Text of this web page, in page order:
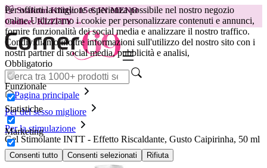
Per offrirti la migliore esperienza possibile nel nostro negozio
online.Utilizziamo i cookie per personalizzare contenuti e annunci,
fornire funzionalità dei social media e analizzare il nostro traffico.
Condividiamo inoltre informazioni sull'utilizzo del nostro sito con i
nostri partner di social media, pubblicità e analisi,
Obbligatorio
Funzionale
Statistiche
Marketing
Consenti tutto Consenti selezionati Rifiuta
😽Svakom Klitty: 15 € IN MENO
Codice: KLITTY →
Pagina principale
Per del sesso migliore
Per la stimulazione
Gel Stimolante INTT - Effetto Riscaldante, Gusto Caipirinha, 50 ml